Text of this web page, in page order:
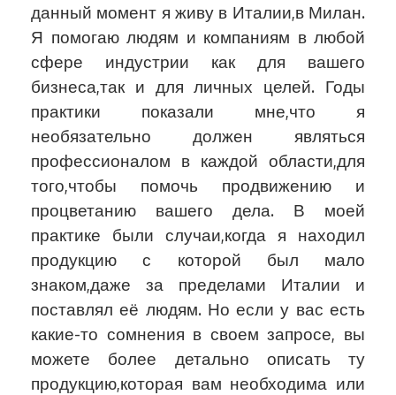
данный момент я живу в Италии,в Милан.
Я помогаю людям и компаниям в любой
сфере индустрии как для вашего
бизнеса,так и для личных целей. Годы
практики показали мне,что я
необязательно должен являться
профессионалом в каждой области,для
того,чтобы помочь продвижению и
процветанию вашего дела. В моей
практике были случаи,когда я находил
продукцию с которой был мало
знаком,даже за пределами Италии и
поставлял её людям. Но если у вас есть
какие-то сомнения в своем запросе, вы
можете более детально описать ту
продукцию,которая вам необходима или